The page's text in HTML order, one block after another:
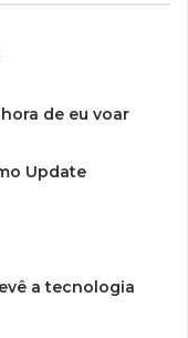
de eu voar
Update
a tecnologia